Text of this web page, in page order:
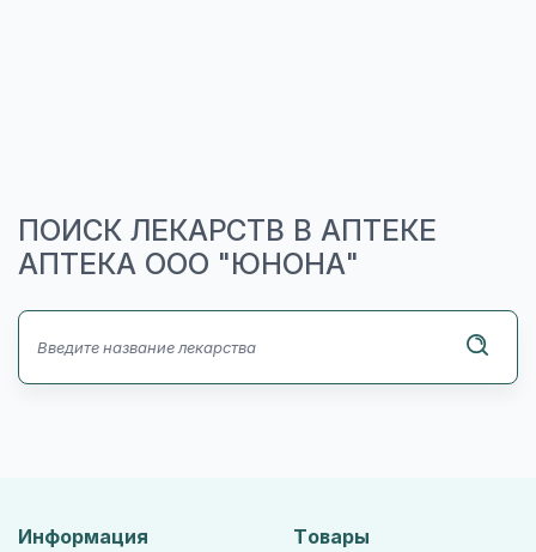
ПОИСК ЛЕКАРСТВ В АПТЕКЕ
АПТЕКА ООО "ЮНОНА"
Информация Товары